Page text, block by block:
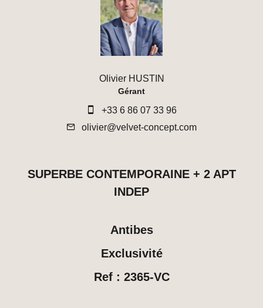
SUPERBE CONTEMPORAINE + 2 APT
INDEP
Antibes
Exclusivité
Ref : 2365-VC
Olivier HUSTIN
Gérant
+33 6 86 07 33 96
olivier@velvet-concept.com